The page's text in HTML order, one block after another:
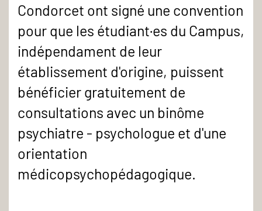
Condorcet ont signé une convention
pour que les étudiant·es du Campus,
indépendament de leur
établissement d'origine, puissent
bénéficier gratuitement de
consultations avec un binôme
psychiatre - psychologue et d'une
orientation
médicopsychopédagogique.